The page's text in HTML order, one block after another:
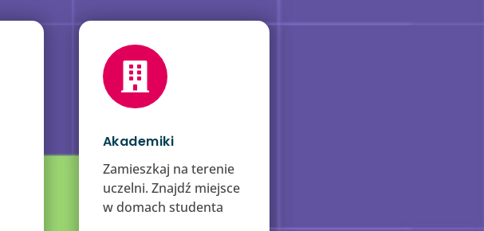

Akademiki
Zamieszkaj na terenie
uczelni. Znajdź miejsce
w domach studenta